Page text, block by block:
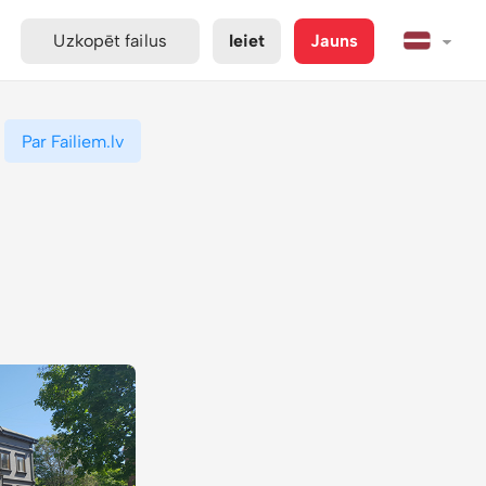
Uzkopēt failus Ieiet Jauns
Par Failiem.lv